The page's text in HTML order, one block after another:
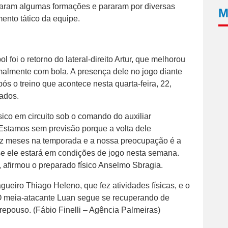
algumas formações e pararam por diversas
tático da equipe.
foi o retorno do lateral-direito Artur, que melhorou
com bola. A presença dele no jogo diante
o treino que acontece nesta quarta-feira, 22,
em circuito sob o comando do auxiliar
sem previsão porque a volta dele
meses na temporada e a nossa preocupação é a
ele estará em condições de jogo nesta semana.
o preparado físico Anselmo Sbragia.
Thiago Heleno, que fez atividades físicas, e o
atacante Luan segue se recuperando de
(Fábio Finelli – Agência Palmeiras)